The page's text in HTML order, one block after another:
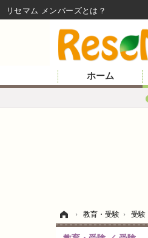
ホーム
› 教育・受験 › 受験
リセマム メンバーズ